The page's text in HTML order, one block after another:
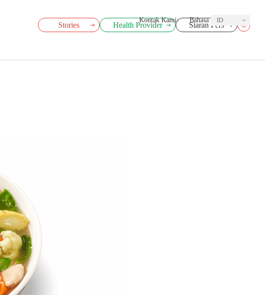
Stories Health Provider Siaran Pers
Kontak Kami Bahasa ID